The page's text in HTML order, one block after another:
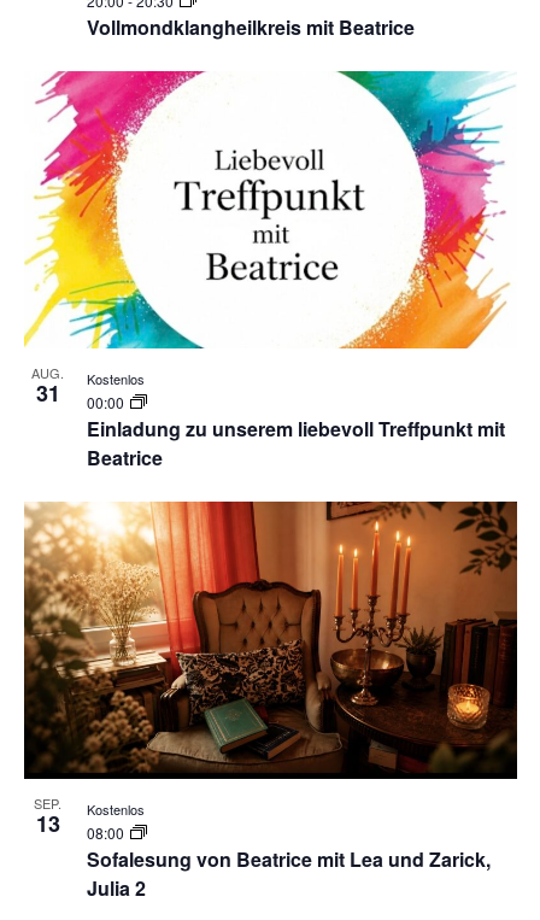
Vollmondklangheilkreis mit Beatrice
AUG.
31
Einladung zu unserem liebevoll Treffpunkt mit
Beatrice
00:00
Kostenlos
SEP.
13
Sofalesung von Beatrice mit Lea und Zarick,
Julia 2
08:00
Kostenlos